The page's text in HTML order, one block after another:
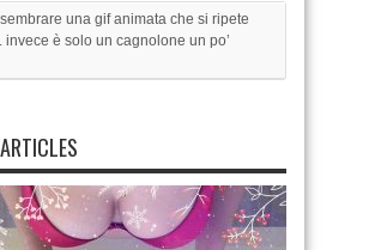
una gif animata che si ripete
invece è solo un cagnolone un po’